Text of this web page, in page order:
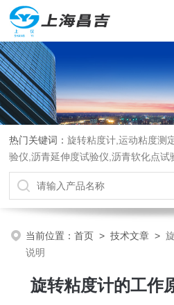
热门关键词：旋转粘度计,运动粘度测
验仪,沥青延伸度试验仪,沥青软化点试
当前位置：首页 >技术文章 >
说明
旋转粘度计的工作